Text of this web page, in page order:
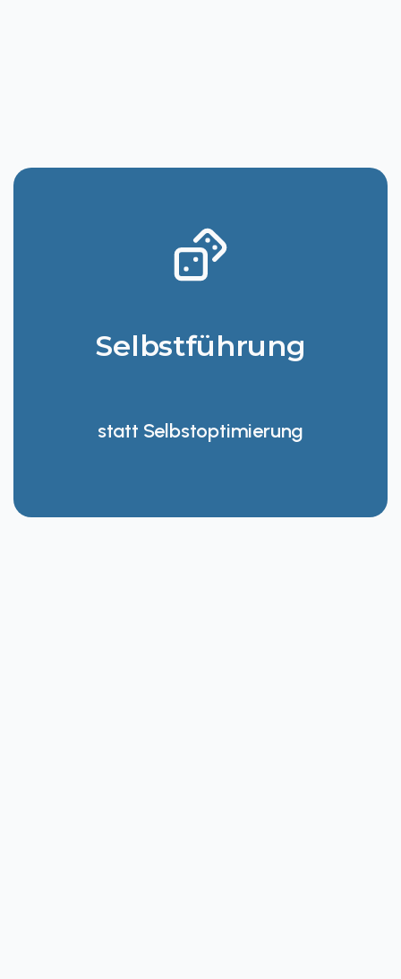
Selbstführung
statt Selbstoptimierung